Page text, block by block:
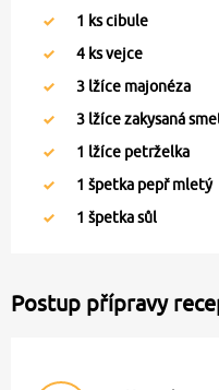
1 ks cibule
4 ks vejce
3 lžíce majonéza
3 lžíce zakysaná
1 lžíce petrželka
1 špetka pepř mletý
1 špetka sůl
Postup přípravy